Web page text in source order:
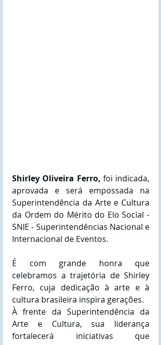
Shirley Oliveira Ferro, foi indicada,
aprovada e será empossada na
Superintendência da Arte e Cultura
da Ordem do Mérito do Elo Social -
SNIE - Superintendências Nacional e
Internacional de Eventos.
É com grande honra que
celebramos a trajetória de Shirley
Ferro, cuja dedicação à arte e à
cultura brasileira inspira gerações.
À frente da Superintendência da
Arte e Cultura, sua liderança
fortalecerá iniciativas que